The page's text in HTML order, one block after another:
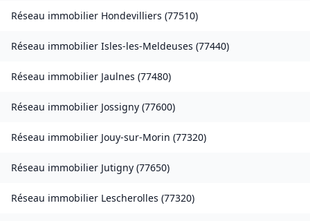
Réseau immobilier Hondevilliers (77510)
Réseau immobilier Isles-les-Meldeuses (77440)
Réseau immobilier Jaulnes (77480)
Réseau immobilier Jossigny (77600)
Réseau immobilier Jouy-sur-Morin (77320)
Réseau immobilier Jutigny (77650)
Réseau immobilier Lescherolles (77320)